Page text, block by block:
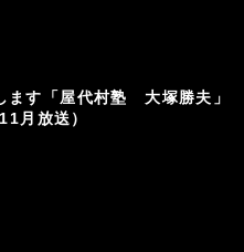
ます「屋代村塾 大塚勝夫」
月放送）